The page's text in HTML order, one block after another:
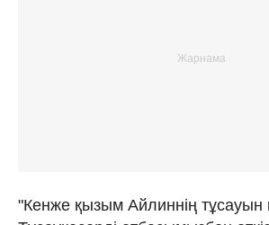
"Кенже қызым Айлиннің тұсауын